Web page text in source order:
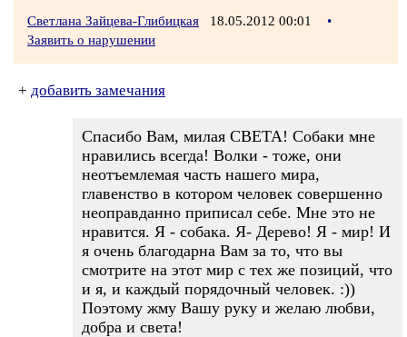
Светлана Зайцева-Глибицкая 18.05.2012 00:01
•
Заявить о нарушении
+ добавить замечания
Спасибо Вам, милая СВЕТА! Собаки мне
нравились всегда! Волки - тоже, они
неотъемлемая часть нашего мира,
главенство в котором человек совершенно
неоправданно приписал себе. Мне это не
нравится. Я - собака. Я- Дерево! Я - мир! И
я очень благодарна Вам за то, что вы
смотрите на этот мир с тех же позиций, что
и я, и каждый порядочный человек. :))
Поэтому жму Вашу руку и желаю любви,
добра и света!